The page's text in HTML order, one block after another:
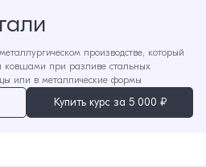
производстве, который
ковшами при разливе стальных
или в металлические формы
Купить курс за 5 000 ₽